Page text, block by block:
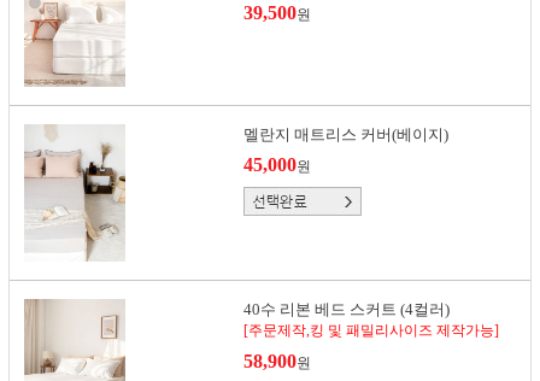
39,500원
멜란지 매트리스 커버(베이지)
45,000원
40수 리본 베드 스커트 (4컬러)
[주문제작,킹 및 패밀리사이즈 제작가능]
58,900원